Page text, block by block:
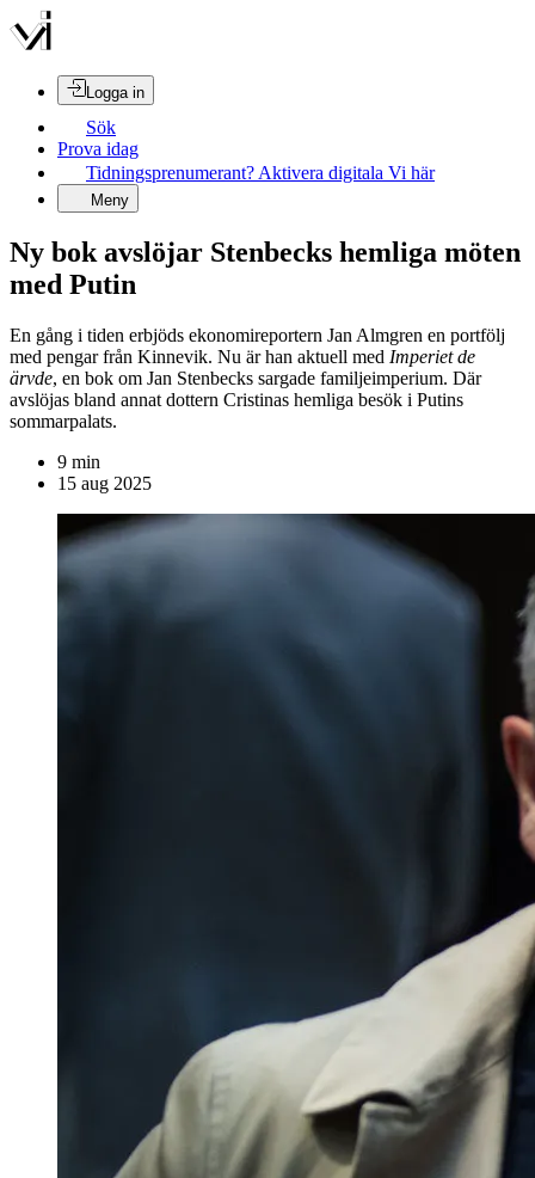
Logga in
Sök
Prova idag
Tidningsprenumerant? Aktivera digitala Vi här
Meny
Ny bok avslöjar Stenbecks hemliga möten
med Putin
En gång i tiden erbjöds ekonomireportern Jan Almgren en portfölj
med pengar från Kinnevik. Nu är han aktuell med Imperiet de
ärvde, en bok om Jan Stenbecks sargade familjeimperium. Där
avslöjas bland annat dottern Cristinas hemliga besök i Putins
sommarpalats.
9 min
15 aug 2025